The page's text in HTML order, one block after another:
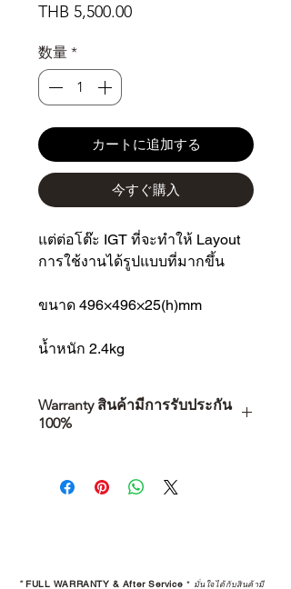
THB 5,500.00価
数量 *
カートに追加する
今すぐ購入
แต่ต่อโต๊ะ IGT ที่จะทำให้ Layout
การใช้งานได้รูปแบบที่มากขึ้น
ขนาด 496×496×25(h)mm
น้ำหนัก 2.4kg
Warranty สินค้ามีการรับประกัน
100%
คุณตัดสินใจซื้อ แต่รวมไปถึง
“ประสบการณ์หลังการใช้งาน” ใน
STUDIO และร้านตัวแทนจำหน่ายที่
*FULL WARRANTY & After Service * มั่นใจได้กับสินค้ามี